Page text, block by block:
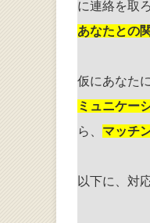
に連絡を取
あなたとの
仮にあなた
ミュニケー
ら、 マッチ
以下に、対